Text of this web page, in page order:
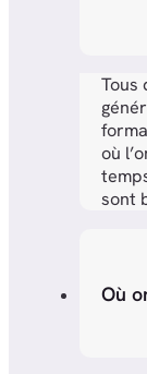
Tous
où
sont
Où